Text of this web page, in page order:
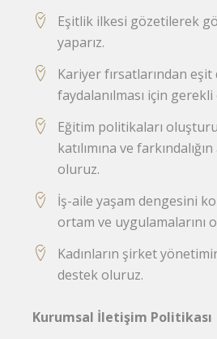
Eşitlik ilkesi gözetilerek
yaparız.
Kariyer fırsatlarından eşit
faydalanılması için gerekli
Eğitim politikaları
katılımına ve
oluruz.
İş-aile yaşam dengesini
ortam ve uygulamalarını
Kadınların şirket
destek oluruz.
Kurumsal İletişim Politikası